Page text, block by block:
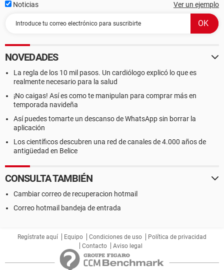
Noticias Ver un ejemplo
NOVEDADES
La regla de los 10 mil pasos. Un cardiólogo explicó lo que es
realmente necesario para la salud
¡No caigas! Así es como te manipulan para comprar más en
temporada navideña
Así puedes tomarte un descanso de WhatsApp sin borrar la
aplicación
Los científicos descubren una red de canales de 4.000 años de
antigüedad en Belice
CONSULTA TAMBIÉN
Cambiar correo de recuperacion hotmail
Correo hotmail bandeja de entrada
Regístrate aquí Equipo Condiciones de uso
Política de privacidad
Contacto
Aviso legal